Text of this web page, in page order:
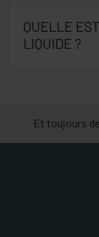
QUELLE
LIQUIDE ?
Et toujours